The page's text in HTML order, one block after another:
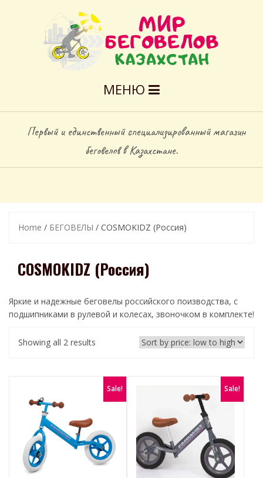
МЕНЮ
Первый и единственный специализированный магазин
беговелов в Казахстане.
Home / БЕГОВЕЛЫ / COSMOKIDZ (Россия)
COSMOKIDZ (Россия)
Яркие и надежные беговелы российского поизводства, с
подшипниками в рулевой и колесах, звоночком в комплекте!
Showing all 2 results
Sale! Sale!